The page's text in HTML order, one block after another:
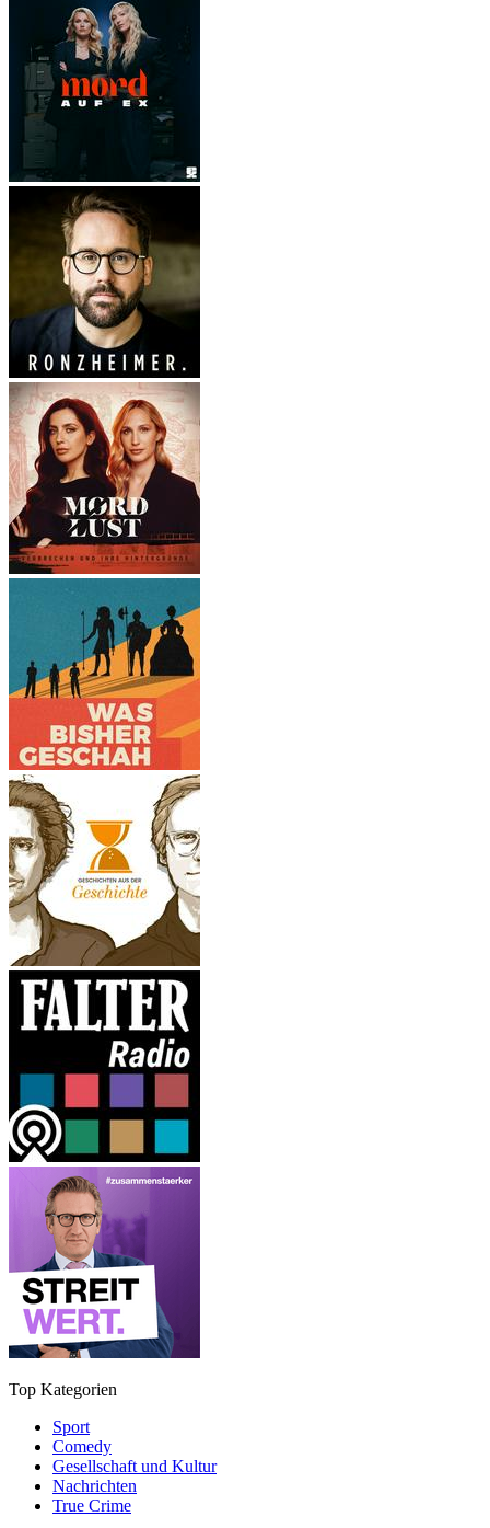
Top Kategorien
Sport
Comedy
Gesellschaft und Kultur
Nachrichten
True Crime